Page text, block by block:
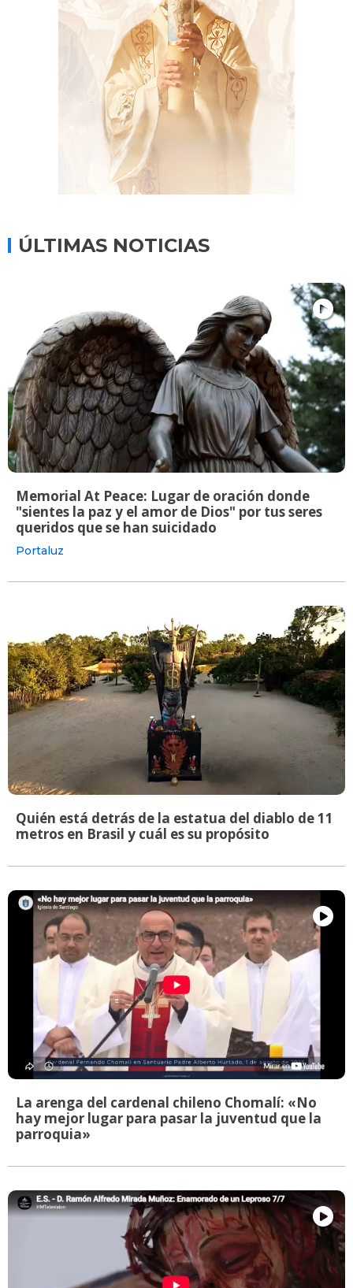
ÚLTIMAS NOTICIAS
Memorial At Peace: Lugar de oración donde
"sientes la paz y el amor de Dios" por tus seres
queridos que se han suicidado
Portaluz
Quién está detrás de la estatua del diablo de 11
metros en Brasil y cuál es su propósito
La arenga del cardenal chileno Chomalí: «No
hay mejor lugar para pasar la juventud que la
parroquia»